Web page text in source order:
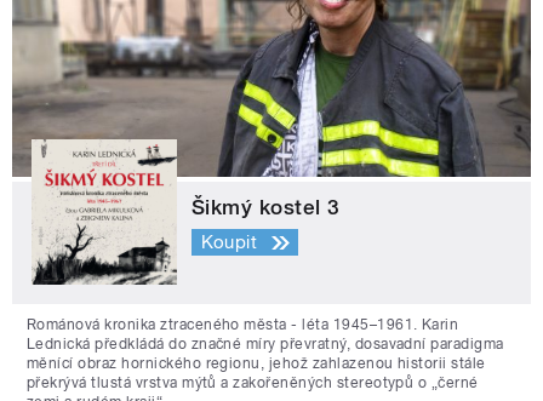
Šikmý kostel 3
Koupit
Románová kronika ztraceného města - léta 1945–1961. Karin
Lednická předkládá do značné míry převratný, dosavadní paradigma
měnící obraz hornického regionu, jehož zahlazenou historii stále
překrývá tlustá vrstva mýtů a zakořeněných stereotypů o „černé